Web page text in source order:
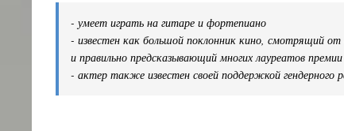
- умеет играть на гитаре и фортепиано
- известен как большой поклонник кино, смотрящий
и правильно предсказывающий многих лауреатов
- актер также известен своей поддержкой гендерного